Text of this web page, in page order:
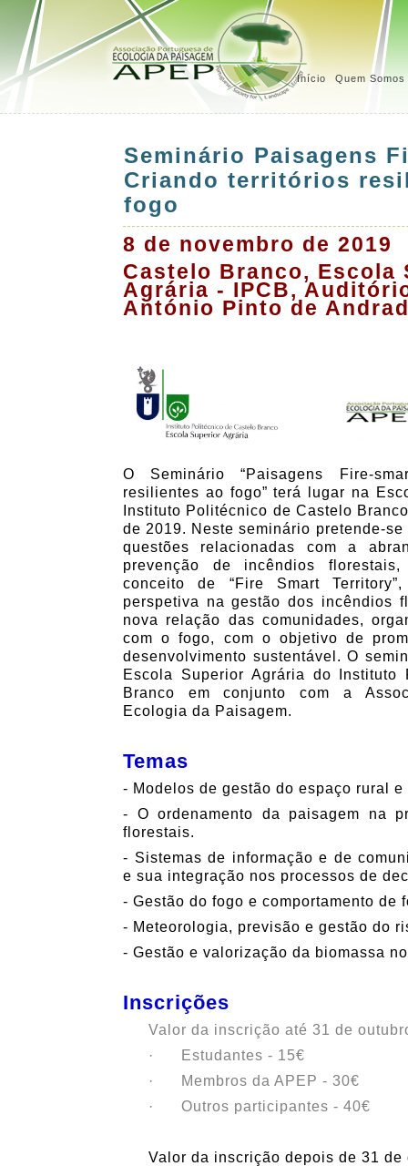
Início Quem Somos
Seminário Paisagens
Criando territórios
fogo
8 de novembro de 2019
Castelo Branco, Escola
Agrária - IPCB,
António Pinto de
O Seminário “Paisagens Fire-
resilientes ao fogo” terá lugar na
Instituto Politécnico de Castelo
de 2019. Neste seminário pretende-
questões relacionadas com a
prevenção de incêndios
conceito de “Fire Smart
perspetiva na gestão dos incêndios
nova relação das comunidades,
com o fogo, com o objetivo de
desenvolvimento sustentável. O
Escola Superior Agrária do Instituto
Branco em conjunto com a
Ecologia da Paisagem.
Temas
- Modelos de gestão do espaço rural
- O ordenamento da paisagem na
florestais.
- Sistemas de informação e de
e sua integração nos processos de
- Gestão do fogo e comportamento de
- Meteorologia, previsão e gestão do
- Gestão e valorização da biomassa
Inscrições
Valor da inscrição até 31 de
· Estudantes - 15€
· Membros da APEP - 30€
· Outros participantes - 40€
Valor da inscrição depois de 31 de